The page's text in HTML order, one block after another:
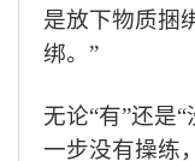
是放下物质捆
绑。”
无论“有”还是
一步没有操练